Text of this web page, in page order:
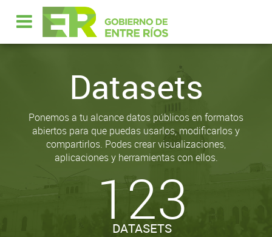
Datasets
Ponemos a tu alcance datos públicos en formatos
abiertos para que puedas usarlos, modificarlos y
compartirlos. Podes crear visualizaciones,
aplicaciones y herramientas con ellos.
123
DATASETS